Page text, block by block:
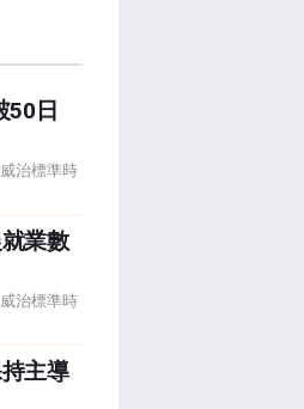
50日
治標準時
業數
治標準時
主導